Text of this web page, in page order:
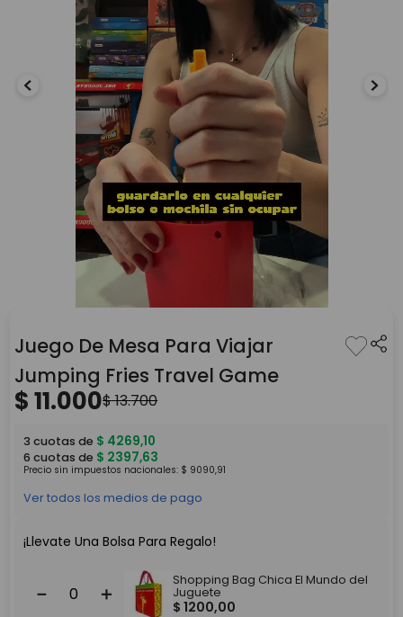
Juego De Mesa Para Viajar
Jumping Fries Travel Game
$11.000$13.700
3 cuotas de $ 4269,10
6 cuotas de $ 2397,63
Precio sin impuestos nacionales: $ 9090,91
Ver todos los medios de pago
¡Llevate Una Bolsa Para Regalo!
＋
－
Shopping Bag Chica El Mundo del
Juguete
$ 1200,00